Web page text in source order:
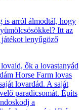
is arról álmodtál, hogy
Itt az
lenyűgöző
ők a lovastanyád
Horse Farm lovas
lovardád. A saját
paradicsomát. Építs
a